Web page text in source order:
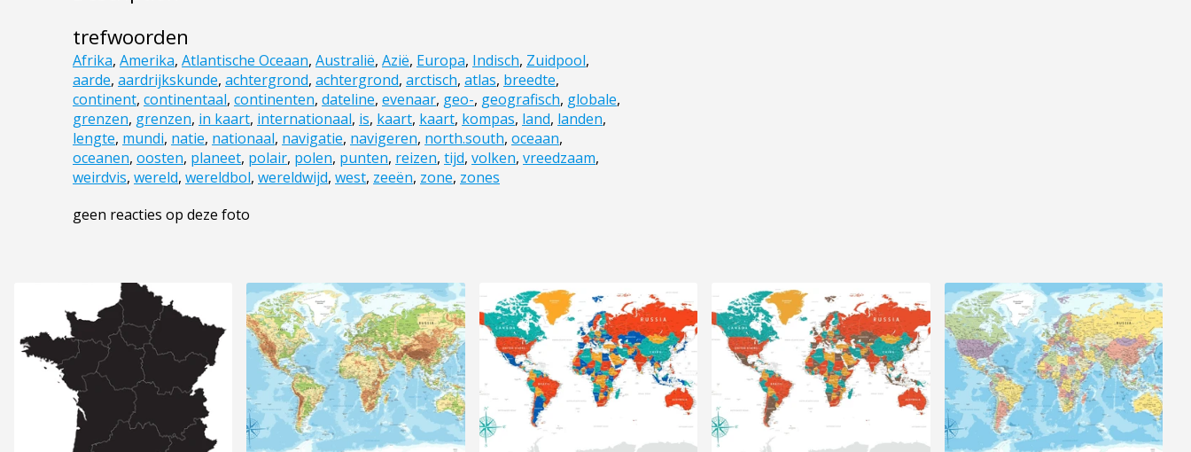
trefwoorden
Afrika, Amerika, Atlantische Oceaan, Australië, Azië, Europa, Indisch, Zuidpool,
aarde, aardrijkskunde, achtergrond, achtergrond, arctisch, atlas, breedte,
continent, continentaal, continenten, dateline, evenaar, geo-, geografisch, globale,
grenzen, grenzen, in kaart, internationaal, is, kaart, kaart, kompas, land, landen,
lengte, mundi, natie, nationaal, navigatie, navigeren, north.south, oceaan,
oceanen, oosten, planeet, polair, polen, punten, reizen, tijd, volken, vreedzaam,
weirdvis, wereld, wereldbol, wereldwijd, west, zeeën, zone, zones
geen reacties op deze foto